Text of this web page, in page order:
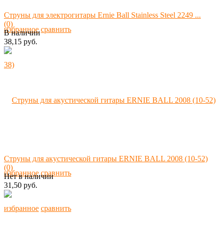
избранное сравнить
избранное сравнить
Струны для электрогитары Ernie Ball Stainless Steel 2249 ...
(0)
В наличии
38,15 руб.
избранное сравнить
Струны для акустической гитары ERNIE BALL 2008 (10-52)
(0)
Нет в наличии
31,50 руб.